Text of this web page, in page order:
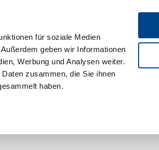
für soziale Medien
geben wir Informationen
Werbung und Analysen weiter.
zusammen, die Sie ihnen
haben.